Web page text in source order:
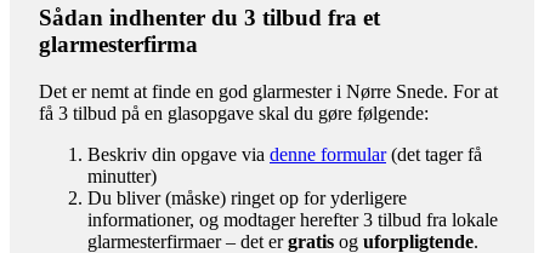
Sådan indhenter du 3 tilbud fra et
glarmesterfirma
Det er nemt at finde en god glarmester i Nørre Snede. For at
få 3 tilbud på en glasopgave skal du gøre følgende:
Beskriv din opgave via denne formular(det tager få
minutter)
Du bliver (måske) ringet op for yderligere
informationer, og modtager herefter 3 tilbud fra lokale
glarmesterfirmaer – det ergratis og uforpligtende.